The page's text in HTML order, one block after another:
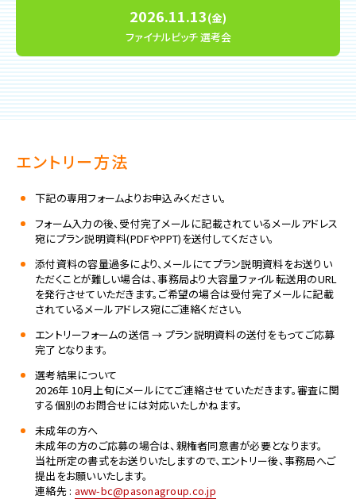
2026.11.13(金)
ファイナルピッチ選考会
エントリー方法
下記の専用フォームよりお申込みください。
フォーム入力の後、受付完了メールに記載されているメールアドレス
宛にプラン説明資料(PDFやPPT)を送付してください。
添付資料の容量過多により、メールにてプラン説明資料をお送りい
ただくことが難しい場合は、事務局より大容量ファイル転送用のURL
を発行させていただきます。ご希望の場合は受付完了メールに記載
されているメールアドレス宛にご連絡ください。
エントリーフォームの送信 → プラン説明資料の送付をもってご応募
完了となります。
選考結果について
2026年 10月上旬にメールにてご連絡させていただきます。審査に関
する個別のお問合せには対応いたしかねます。
未成年の方へ
未成年の方のご応募の場合は、親権者同意書が必要となります。
当社所定の書式をお送りいたしますので、エントリー後、事務局へご
提出をお願いいたします。
連絡先 : aww-bc@pasonagroup.co.jp